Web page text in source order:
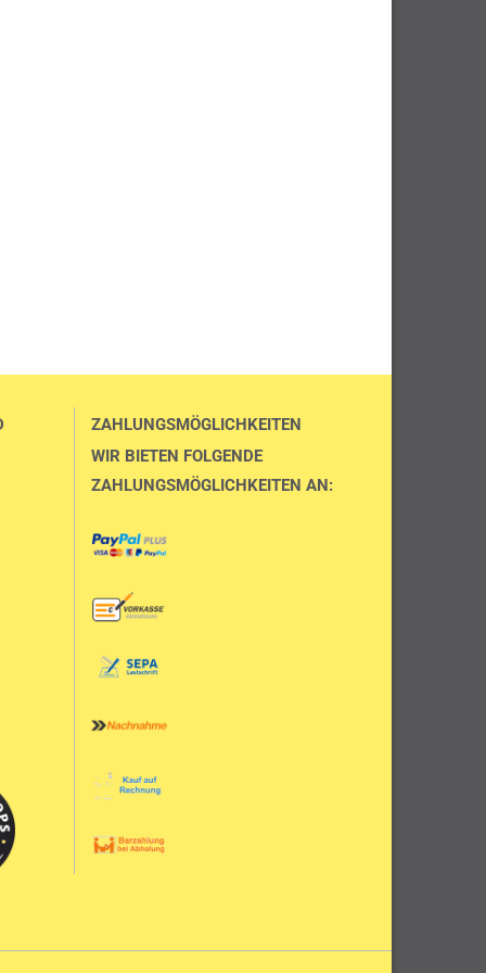
ZAHLUNGSMÖGLICHKEITEN
WIR BIETEN FOLGENDE
ZAHLUNGSMÖGLICHKEITEN AN: